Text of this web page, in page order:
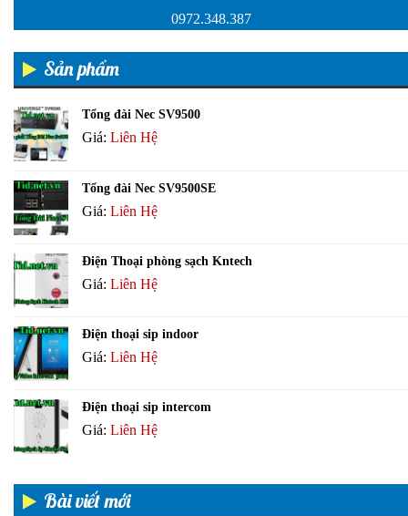
0972.348.387
Sản phẩm
Tổng đài Nec SV9500
Giá: Liên Hệ
Tổng đài Nec SV9500SE
Giá: Liên Hệ
Điện Thoại phòng sạch Kntech
Giá: Liên Hệ
Điện thoại sip indoor
Giá: Liên Hệ
Điện thoại sip intercom
Giá: Liên Hệ
Bài viết mới